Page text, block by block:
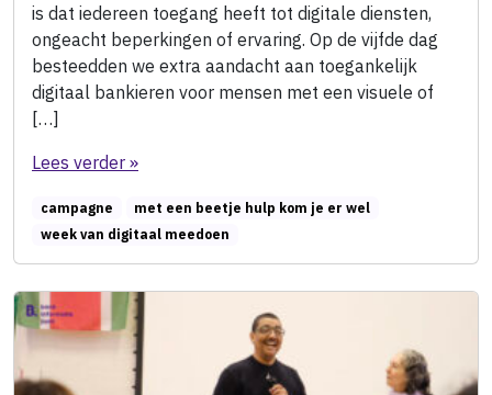
is dat iedereen toegang heeft tot digitale diensten,
ongeacht beperkingen of ervaring. Op de vijfde dag
besteedden we extra aandacht aan toegankelijk
digitaal bankieren voor mensen met een visuele of
[…]
Lees verder »
campagne
met een beetje hulp kom je er wel
week van digitaal meedoen